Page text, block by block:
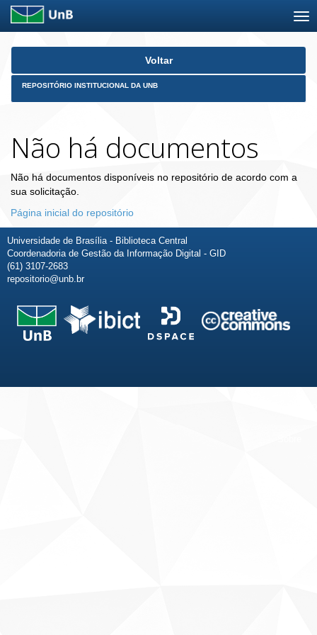
Skip
Voltar
REPOSITÓRIO INSTITUCIONAL DA UNB
Não há documentos
Não há documentos disponíveis no repositório de acordo com a
sua solicitação.
Página inicial do repositório
Universidade de Brasília - Biblioteca Central
Coordenadoria de Gestão da Informação Digital - GID
(61) 3107-2683
repositorio@unb.br